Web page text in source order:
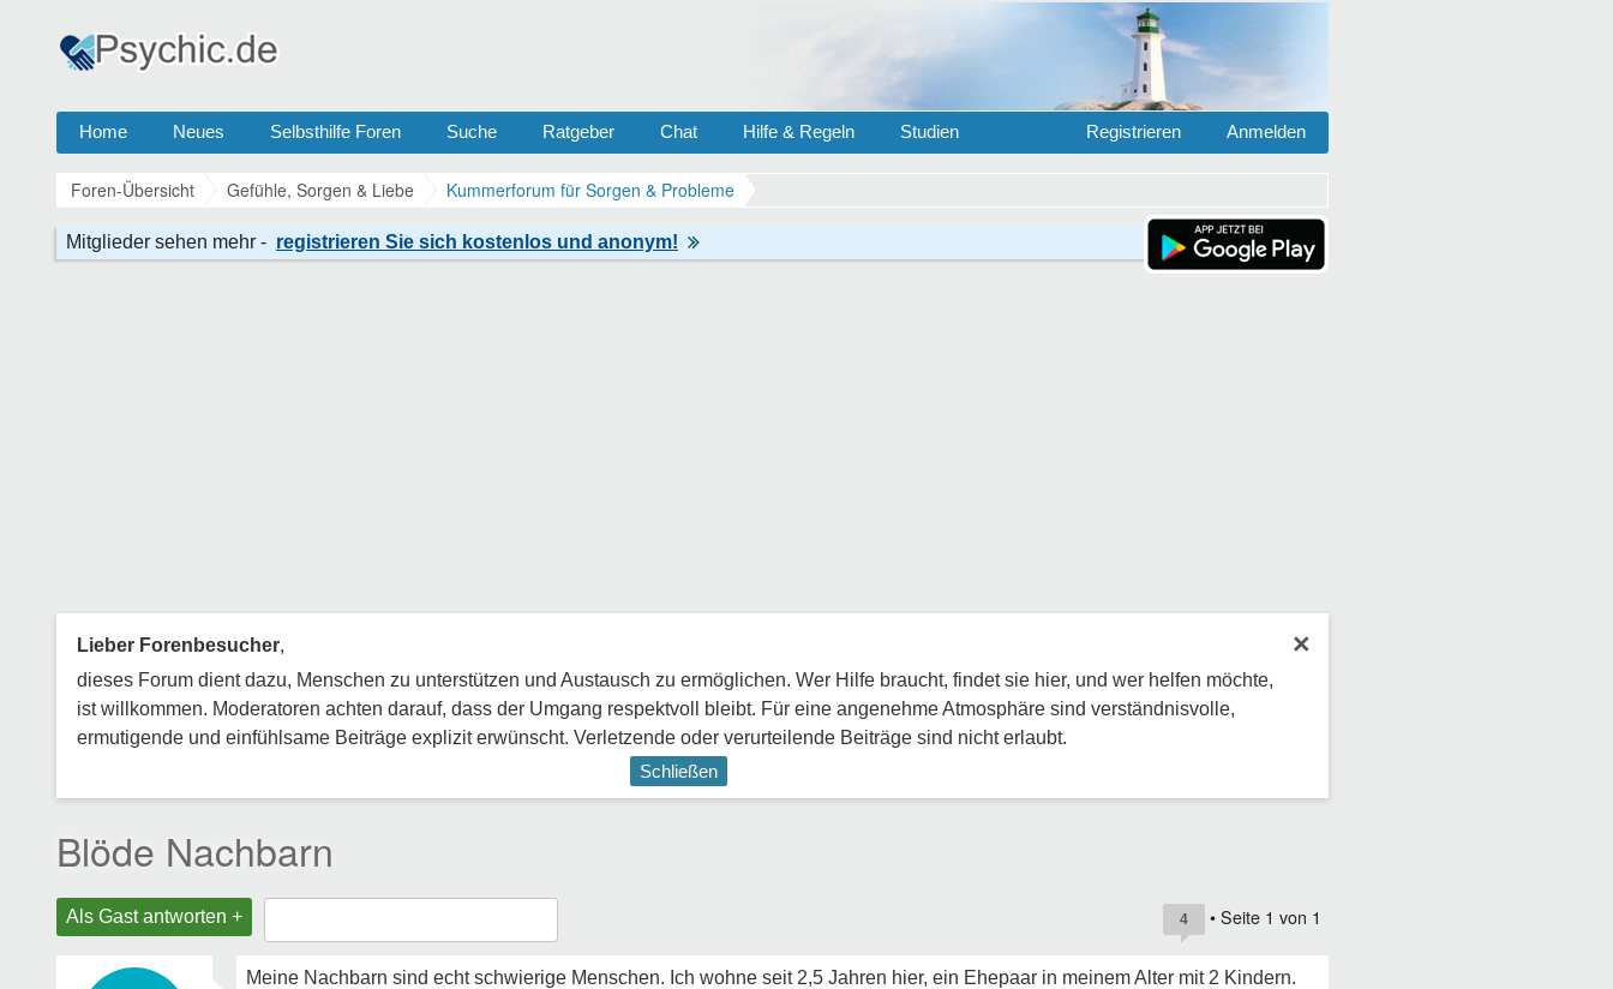
Home Neues Selbsthilfe Foren Suche Ratgeber Chat Hilfe & Regeln Studien Anmelden
Registrieren
Foren-Übersicht Gefühle, Sorgen & Liebe Kummerforum für Sorgen & Probleme
×
Lieber Forenbesucher,
dieses Forum dient dazu, Menschen zu unterstützen und Austausch zu ermöglichen. Wer Hilfe braucht, findet sie hier, und wer helfen möchte,
ist willkommen. Moderatoren achten darauf, dass der Umgang respektvoll bleibt. Für eine angenehme Atmosphäre sind verständnisvolle,
ermutigende und einfühlsame Beiträge explizit erwünscht. Verletzende oder verurteilende Beiträge sind nicht erlaubt.
Schließen
Blöde Nachbarn
Als Gast antworten + 4 • Seite 1 von 1
Meine Nachbarn sind echt schwierige Menschen. Ich wohne seit 2,5 Jahren hier, ein Ehepaar in meinem Alter mit 2 Kindern.